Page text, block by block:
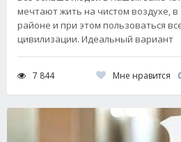
мечтают жить на чистом воздухе, в
районе и при этом пользоваться
цивилизации. Идеальный вариант
7 844 Мне нравится